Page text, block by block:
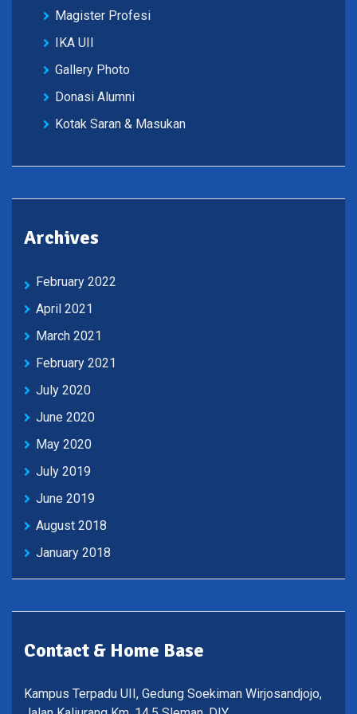
Magister Profesi
IKA UII
Gallery Photo
Donasi Alumni
Kotak Saran & Masukan
Archives
February 2022
April 2021
March 2021
February 2021
July 2020
June 2020
May 2020
July 2019
June 2019
August 2018
January 2018
Contact & Home Base
Kampus Terpadu UII, Gedung Soekiman Wirjosandjojo,